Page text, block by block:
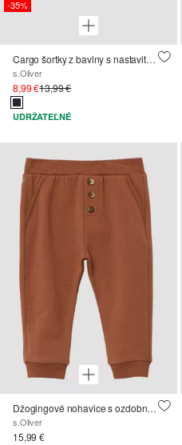
-35%
Cargo šortky z bavlny s nastaviteľným elastickým pásom
s.Oliver
8,99 €13,99 €
UDRŽATEĽNÉ
Džogingové nohavice s ozdobnou gombíkovou légou
s.Oliver
15,99 €